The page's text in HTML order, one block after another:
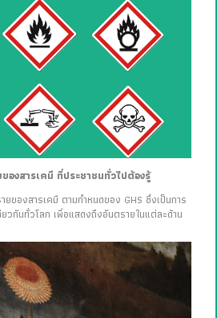
งสารเคมี ที่ประชาชนทั่วไปต้องรู้
องสารเคมี ตามกำหนดของ GHS ซึ่งเป็นการ
ยวกันทั่วโลก เพื่อแสดงถึงอันตรายในแต่ละด้าน